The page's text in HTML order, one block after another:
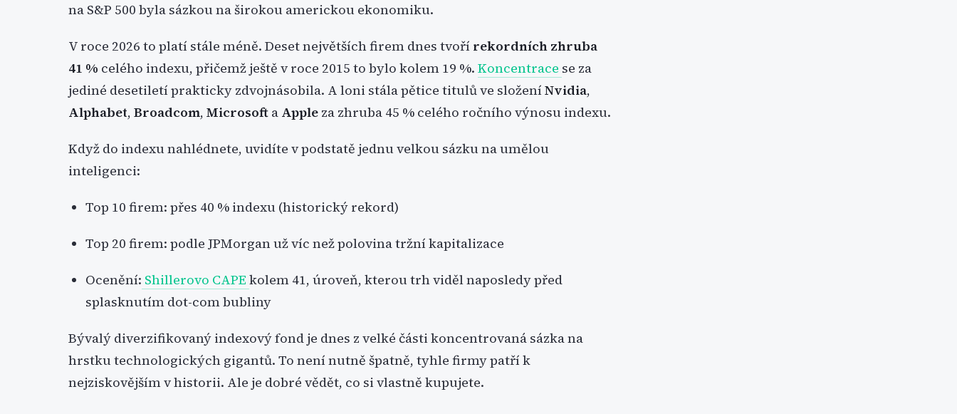
na S&P 500 byla sázkou na širokou americkou ekonomiku.
V roce 2026 to platí stále méně. Deset největších firem dnes tvoří rekordních zhruba
41 % celého indexu, přičemž ještě v roce 2015 to bylo kolem 19 %. Koncentrace se za
jediné desetiletí prakticky zdvojnásobila. A loni stála pětice titulů ve složeníNvidia,
Alphabet, Broadcom, Microsoft a Apple za zhruba 45 % celého ročního výnosu indexu.
Když do indexu nahlédnete, uvidíte v podstatě jednu velkou sázku na umělou
inteligenci:
Top 10 firem: přes 40 % indexu (historický rekord)
Top 20 firem: podle JPMorgan už víc než polovina tržní kapitalizace
Ocenění: Shillerovo CAPE kolem 41, úroveň, kterou trh viděl naposledy před
splasknutím dot-com bubliny
Bývalý diverzifikovaný indexový fond je dnes z velké části koncentrovaná sázka na
hrstku technologických gigantů. To není nutně špatně, tyhle firmy patří k
nejziskovějším v historii. Ale je dobré vědět, co si vlastně kupujete.